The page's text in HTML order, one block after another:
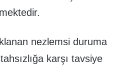
nezlemsi duruma
karşı tavsiye